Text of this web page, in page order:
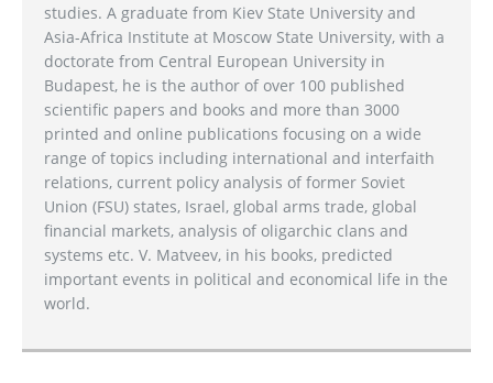
studies. A graduate from Kiev State University and
Asia-Africa Institute at Moscow State University, with a
doctorate from Central European University in
Budapest, he is the author of over 100 published
scientific papers and books and more than 3000
printed and online publications focusing on a wide
range of topics including international and interfaith
relations, current policy analysis of former Soviet
Union (FSU) states, Israel, global arms trade, global
financial markets, analysis of oligarchic clans and
systems etc. V. Matveev, in his books, predicted
important events in political and economical life in the
world.